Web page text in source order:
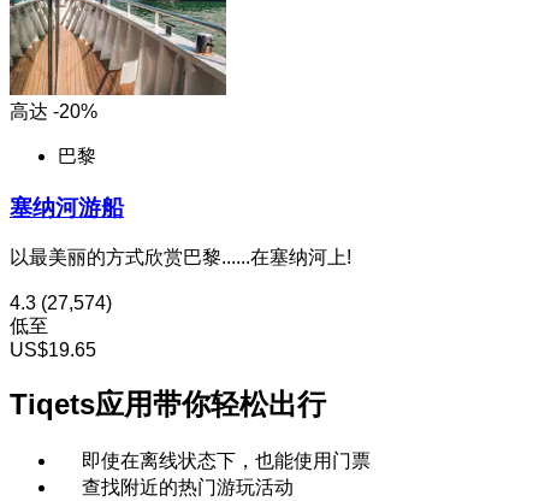
高达 -20%
巴黎
塞纳河游船
以最美丽的方式欣赏巴黎......在塞纳河上!
4.3 (27,574)
低至
US$19.65
Tiqets应用带你轻松出行
即使在离线状态下，也能使用门票
查找附近的热门游玩活动